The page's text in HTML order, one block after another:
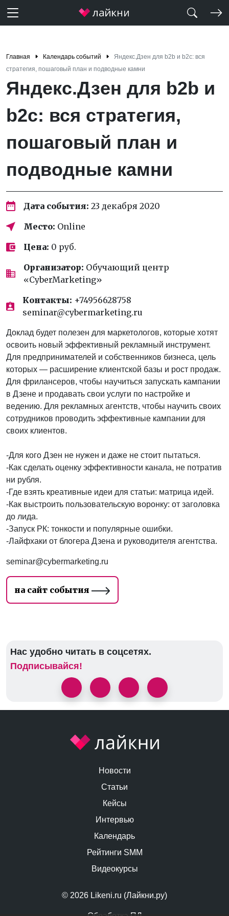
Главная Календарь событий
Яндекс.Дзен для b2b и b2c: вся
стратегия, пошаговый план и подводные камни
Яндекс.Дзен для b2b и
b2c: вся стратегия,
пошаговый план и
подводные камни
Дата события: 23 декабря 2020
Место: Online
Цена: 0 руб.
Организатор: Обучающий центр
«CyberMarketing»
Контакты: +74956628758
seminar@cybermarketing.ru
Доклад будет полезен для маркетологов, которые хотят
освоить новый эффективный рекламный инструмент.
Для предпринимателей и собственников бизнеса, цель
которых — расширение клиентской базы и рост продаж.
Для фрилансеров, чтобы научиться запускать кампании
в Дзене и продавать свои услуги по настройке и
ведению. Для рекламных агентств, чтобы научить своих
сотрудников проводить эффективные кампании для
своих клиентов.
-Для кого Дзен не нужен и даже не стоит пытаться.
-Как сделать оценку эффективности канала, не потратив
ни рубля.
-Где взять креативные идеи для статьи: матрица идей.
-Как выстроить пользовательскую воронку: от заголовка
до лида.
-Запуск РК: тонкости и популярные ошибки.
-Лайфхаки от блогера Дзена и руководителя агентства.
seminar@cybermarketing.ru
на сайт события
Нас удобно читать в соцсетях.
Подписывайся!
© 2026 Likeni.ru (Лайкни.ру)
Новости
Статьи
Кейсы
Интервью
Календарь
Рейтинги SMM
Видеокурсы